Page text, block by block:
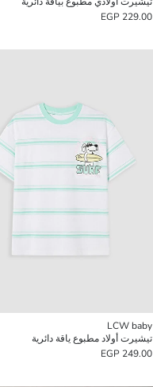
229.00 EGP
LCW baby
تيشيرت أولاد مطبوع ياقة دائرية
249.00 EGP